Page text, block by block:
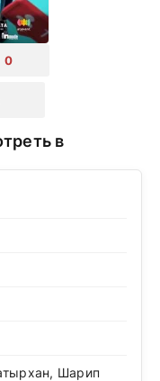
0
Шарип